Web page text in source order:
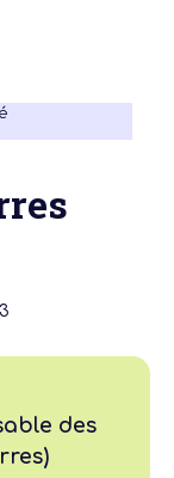
des